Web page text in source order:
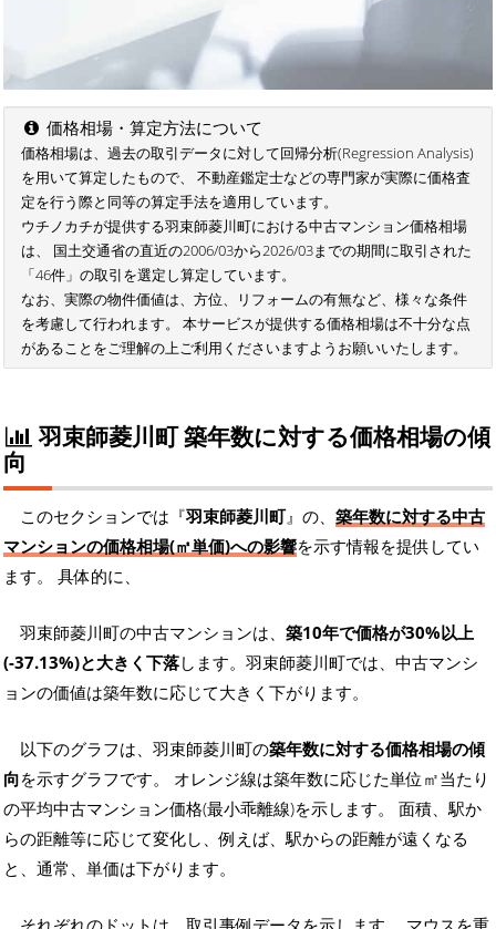
価格相場・算定方法について
価格相場は、過去の取引データに対して回帰分析(Regression Analysis)
を用いて算定したもので、 不動産鑑定士などの専門家が実際に価格査
定を行う際と同等の算定手法を適用しています。
ウチノカチが提供する羽束師菱川町における中古マンション価格相場
は、 国土交通省の直近の2006/03から2026/03までの期間に取引された
「46件」の取引を選定し算定しています。
なお、実際の物件価値は、方位、リフォームの有無など、様々な条件
を考慮して行われます。 本サービスが提供する価格相場は不十分な点
があることをご理解の上ご利用くださいますようお願いいたします。
羽束師菱川町 築年数に対する価格相場の傾
向
このセクションでは『羽束師菱川町』の、 築年数に対する中古
マンションの価格相場(㎡単価)への影響を示す情報を提供してい
ます。 具体的に、
羽束師菱川町の中古マンションは、 築10年で価格が30%以上
(-37.13%)と大きく下落します。羽束師菱川町では、中古マンシ
ョンの価値は築年数に応じて大きく下がります。
以下のグラフは、羽束師菱川町の築年数に対する価格相場の傾
向を示すグラフです。 オレンジ線は築年数に応じた単位㎡当たり
の平均中古マンション価格(最小乖離線)を示します。 面積、駅か
らの距離等に応じて変化し、例えば、駅からの距離が遠くなる
と、通常、単価は下がります。